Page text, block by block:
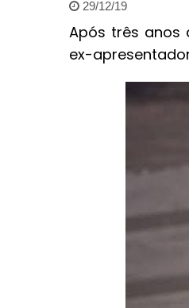
29/12/19
Após três anos
ex-